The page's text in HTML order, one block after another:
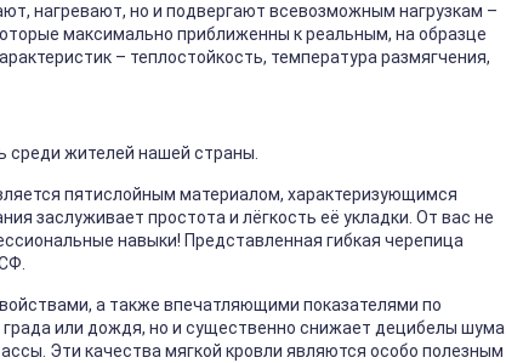
нагревают, но и подвергают всевозможным нагрузкам –
максимально приближенны к реальным, на образце
– теплостойкость, температура размягчения,
среди жителей нашей страны.
пятислойным материалом, характеризующимся
заслуживает простота и лёгкость её укладки. От вас не
навыки! Представленная гибкая черепица
а также впечатляющими показателями по
града или дождя, но и существенно снижает децибелы шума
Эти качества мягкой кровли являются особо полезным